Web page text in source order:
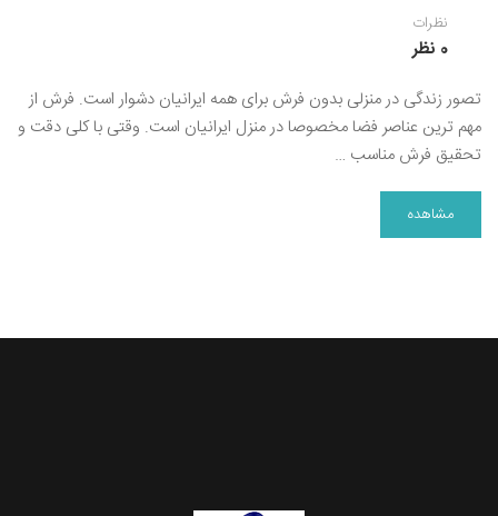
نقاشی مینیاتور(نگارگری)
نظرات
0 نظر
تصور زندگی در منزلی بدون فرش برای همه ایرانیان دشوار است. فرش از
مهم ترین عناصر فضا مخصوصا در منزل ایرانیان است. وقتی با کلی دقت و
تحقیق فرش مناسب …
مشاهده